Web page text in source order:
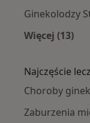
Ginekolodzy
Więcej (13)
Najczęście
Choroby
Zaburzenia